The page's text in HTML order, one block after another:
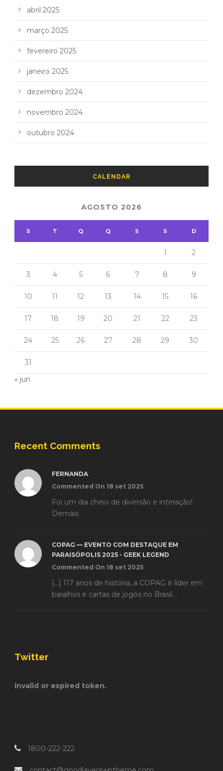
abril 2025
março 2025
fevereiro 2025
janeiro 2025
dezembro 2024
novembro 2024
outubro 2024
CALENDAR
AGOSTO 2026
S T Q Q S S D
1 2
3 4 5 6 7 8 9
10 11 12 13 14 15 16
17 18 19 20 21 22 23
24 25 26 27 28 29 30
31
« jun
Recent Comments
FERNANDA
Commented On 18 set 2025
Foi um dia cheio de diversão e interação!
Demais
COPAG — EVENTO COM DESTAQUE EM
PARAISÓPOLIS 2025 - GEEK LEGEND
Commented On 18 set 2025
[…] 117 anos de história, a COPAG é líder em
baralhos e cartas de jogos no Brasil...
Twitter
Invalid or expired token.
1800-222-222